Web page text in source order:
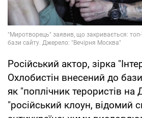
Російський актор, зірка
Охлобистін внесений до
як "поплічник терористів на
"російський клоун, відомий